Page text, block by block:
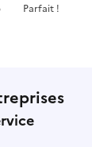
Parfait !